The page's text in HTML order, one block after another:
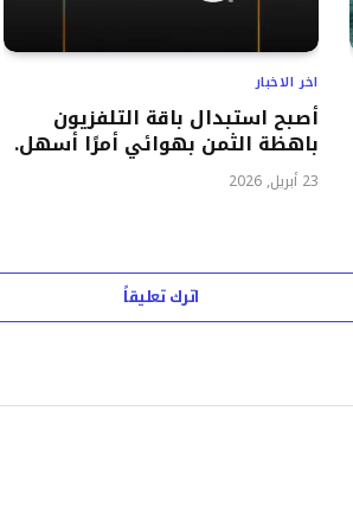
اخر الاخبار
أصبح استبدال باقة التلفزيون
باهظة الثمن بهوائي أمرًا أسهل.
23 أبريل, 2026
اترك تعليقاً